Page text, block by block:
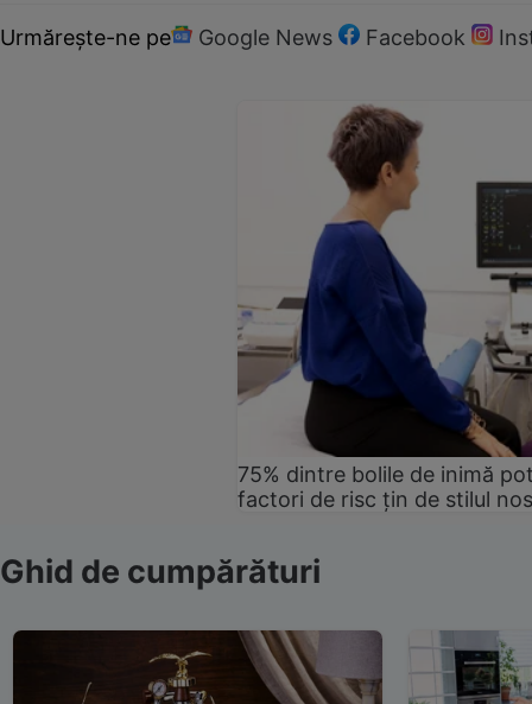
Urmărește-ne pe Google News Facebook
75% dintre bolile de inimă
factori de risc țin de stilul
Ghid de cumpărături